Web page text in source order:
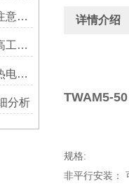
示温贴纸的使用规范与核心注意事项解读
热敏试纸在哪些领域可以提高工作效率？
S型热电偶分度表下载-铂铑热电偶分度表
分析
详情介绍
TWAM5-50
规格:
非平行安装：